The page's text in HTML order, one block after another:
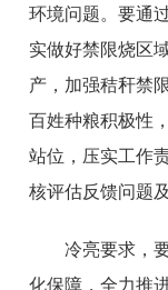
环境问题。要通
实做好禁限烧区
产，加强秸秆禁
百姓种粮积极性
站位，压实工作
核评估反馈问题
冷亮要求，
化保障，全力推